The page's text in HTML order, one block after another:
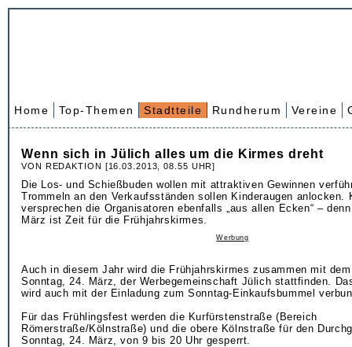
Home Top-Themen Stadtteile Rundherum Vereine
Wenn sich in Jülich alles um die Kirmes dreht
VON REDAKTION [16.03.2013, 08.55 UHR]
Die Los- und Schießbuden wollen mit attraktiven Gewinnen
Trommeln an den Verkaufsständen sollen Kinderaugen anlocken.
versprechen die Organisatoren ebenfalls „aus allen Ecken“ –
März ist Zeit für die Frühjahrskirmes.
Werbung
Auch in diesem Jahr wird die Frühjahrskirmes zusammen mit
Sonntag, 24. März, der Werbegemeinschaft Jülich stattfinden.
wird auch mit der Einladung zum Sonntag-Einkaufsbummel
Für das Frühlingsfest werden die Kurfürstenstraße (Bereich
Römerstraße/Kölnstraße) und die obere Kölnstraße für den
Sonntag, 24. März, von 9 bis 20 Uhr gesperrt.